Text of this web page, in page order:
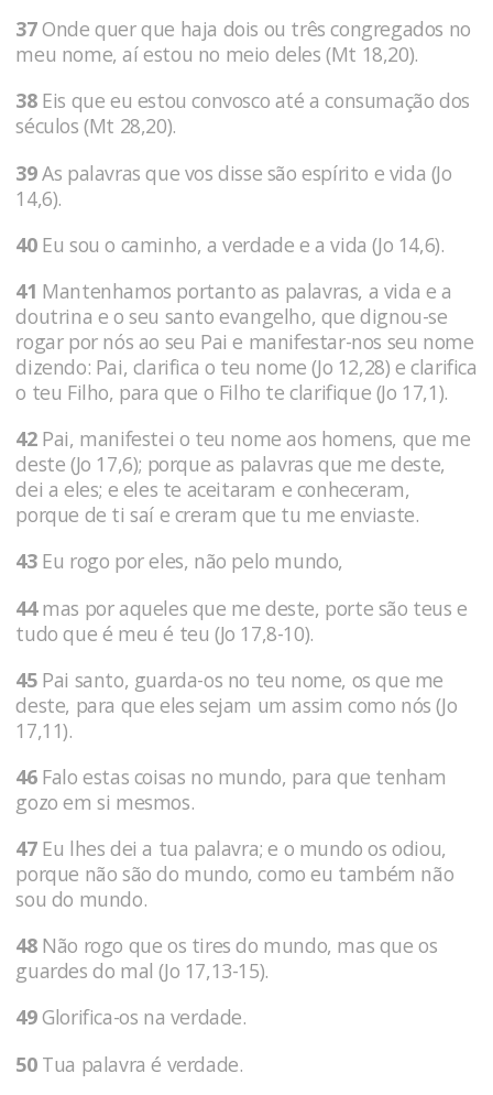
37Onde quer que haja dois ou três congregados no
meu nome, aí estou no meio deles (Mt 18,20).
38Eis que eu estou convosco até a consumação dos
séculos (Mt 28,20).
39As palavras que vos disse são espírito e vida (Jo
14,6).
40Eu sou o caminho, a verdade e a vida (Jo 14,6).
41 Mantenhamos portanto as palavras, a vida e a
doutrina e o seu santo evangelho, que dignou-se
rogar por nós ao seu Pai e manifestar-nos seu nome
dizendo: Pai, clarifica o teu nome (Jo 12,28) e clarifica
o teu Filho, para que o Filho te clarifique (Jo 17,1).
42Pai, manifestei o teu nome aos homens, que me
deste (Jo 17,6); porque as palavras que me deste,
dei a eles; e eles te aceitaram e conheceram,
porque de ti saí e creram que tu me enviaste.
43Eu rogo por eles, não pelo mundo,
44mas por aqueles que me deste, porte são teus e
tudo que é meu é teu (Jo 17,8-10).
45Pai santo, guarda-os no teu nome, os que me
deste, para que eles sejam um assim como nós (Jo
17,11).
46Falo estas coisas no mundo, para que tenham
gozo em si mesmos.
47Eu lhes dei a tua palavra; e o mundo os odiou,
porque não são do mundo, como eu também não
sou do mundo.
48Não rogo que os tires do mundo, mas que os
guardes do mal (Jo 17,13-15).
49Glorifica-os na verdade.
50Tua palavra é verdade.